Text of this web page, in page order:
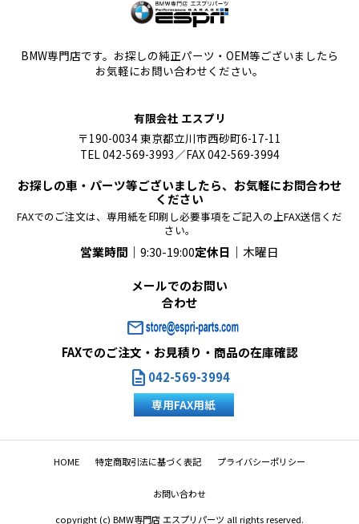
BMW専門店です。お探しの純正パーツ・OEM等ございましたら
お気軽にお問い合わせください。
有限会社 エスプリ
〒190-0034 東京都立川市西砂町6-17-11
TEL 042-569-3993／FAX 042-569-3994
お探しの車・パーツ等ございましたら、お気軽にお問合わせ
ください
FAXでのご注文は、専用紙を印刷し必要事項をご記入の上FAX送信くだ
さい。
営業時間｜ 9:30-19:00定休日｜ 木曜日
メールでのお問い
合わせ
mail
FAXでのご注文・お見積り・商品の在庫確認
description 042-569-3994
専用FAX用紙
HOME 特定商取引法に基づく表記 プライバシーポリシー
お問い合わせ
copyright (c) BMW専門店 エスプリパーツ all rights reserved.